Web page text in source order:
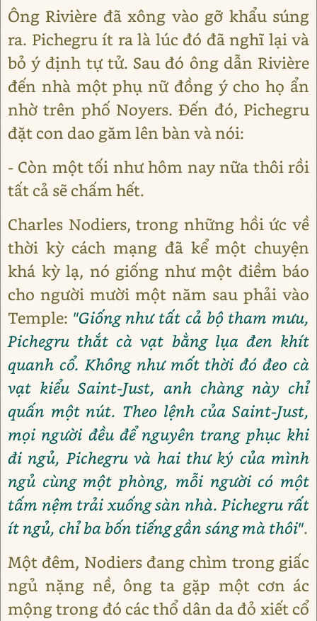
Ông Rivière đã xông vào gỡ khẩu súng
ra. Pichegru ít ra là lúc đó đã nghĩ lại và
bỏ ý định tự tử. Sau đó ông dẫn Rivière
đến nhà một phụ nữ đồng ý cho họ ẩn
nhờ trên phố Noyers. Đến đó, Pichegru
đặt con dao găm lên bàn và nói:
- Còn một tối như hôm nay nữa thôi rồi
tất cả sẽ chấm hết.
Charles Nodiers, trong những hồi ức về
thời kỳ cách mạng đã kể một chuyện
khá kỳ lạ, nó giống như một điềm báo
cho người mười một năm sau phải vào
Temple: "Giống như tất cả bộ tham mưu,
Pichegru thắt cà vạt bằng lụa đen khít
quanh cổ. Không như mốt thời đó đeo cà
vạt kiểu Saint-Just, anh chàng này chỉ
quấn một nút. Theo lệnh của Saint-Just,
mọi người đều để nguyên trang phục khi
đi ngủ, Pichegru và hai thư ký của mình
ngủ cùng một phòng, mỗi người có một
tấm nệm trải xuống sàn nhà. Pichegru rất
ít ngủ, chỉ ba bốn tiếng gần sáng mà thôi".
Một đêm, Nodiers đang chìm trong giấc
ngủ nặng nề, ông ta gặp một cơn ác
mộng trong đó các thổ dân da đỏ xiết cổ